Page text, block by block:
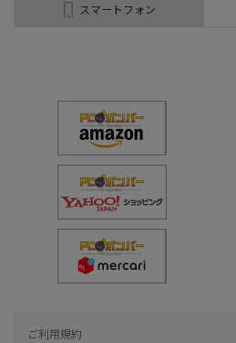
スマートフォン
ご利用規約